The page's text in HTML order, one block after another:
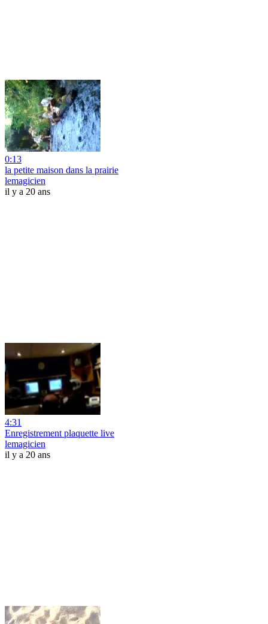
0:13
la petite maison dans la prairie
lemagicien
il y a 20 ans
4:31
Enregistrement plaquette live
lemagicien
il y a 20 ans